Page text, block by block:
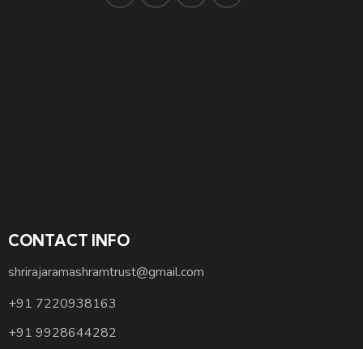
CONTACT INFO
shrirajaramashramtrust@gmail.com
+91 7220938163
+91 9928644282